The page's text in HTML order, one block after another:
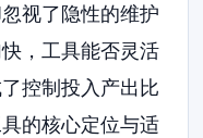
视了隐性的维护
，工具能否灵活
控制投入产出比
的核心定位与适